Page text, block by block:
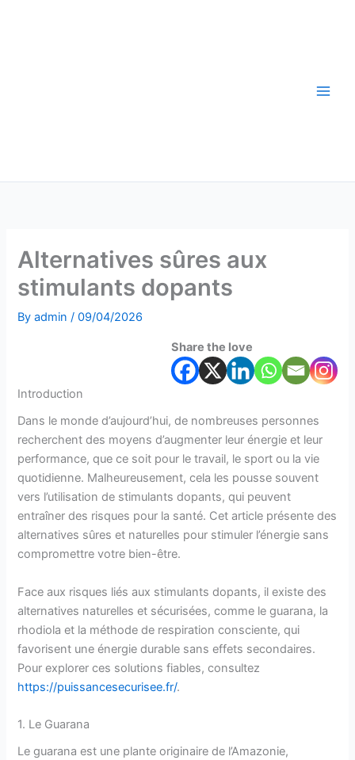
Alternatives sûres aux
stimulants dopants
Byadmin/09/04/2026
Share the love
Introduction
Dans le monde d’aujourd’hui, de nombreuses personnes
recherchent des moyens d’augmenter leur énergie et leur
performance, que ce soit pour le travail, le sport ou la vie
quotidienne. Malheureusement, cela les pousse souvent
vers l’utilisation de stimulants dopants, qui peuvent
entraîner des risques pour la santé. Cet article présente des
alternatives sûres et naturelles pour stimuler l’énergie sans
compromettre votre bien-être.
Face aux risques liés aux stimulants dopants, il existe des
alternatives naturelles et sécurisées, comme le guarana, la
rhodiola et la méthode de respiration consciente, qui
favorisent une énergie durable sans effets secondaires.
Pour explorer ces solutions fiables, consultez
https://puissancesecurisee.fr/.
1. Le Guarana
Le guarana est une plante originaire de l’Amazonie,